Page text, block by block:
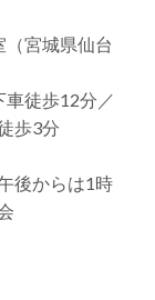
宮城県仙台
徒歩12分／
歩3分
後からは1時